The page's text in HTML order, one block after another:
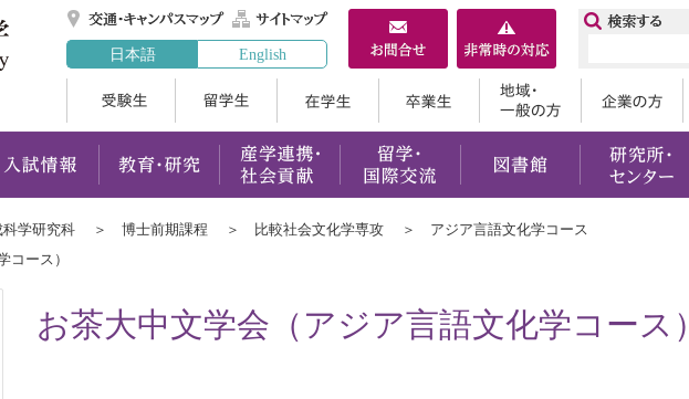
交通・キャンパスマップ
サイトマップ
日本語
English
在学生
大案内 入試情報 教育・研究 産学連携・社会貢献留学・国際交流
学研究科 博士前期課程 比較社会文化学専攻
アジア言語文化学コース
コース）
お茶大中文学会（アジア言語文化学コース）